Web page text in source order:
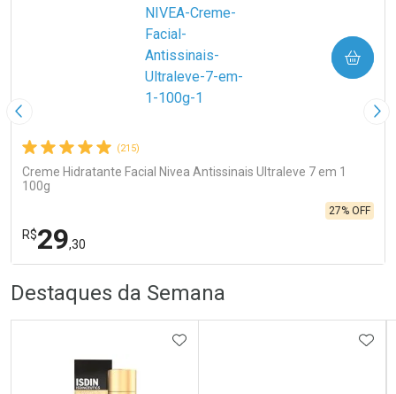
Imagem Anterior
(215)
Creme Hidratante Facial Nivea Antissinais Ultraleve 7 em 1
100g
R$29,30
27% OFF
COMPRAR
Laboratório
Por Menos
Destaques da Semana
ADICIONAR AOS FAVORITOS